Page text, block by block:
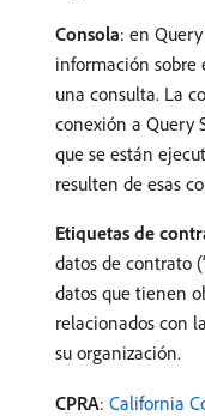
Consola: en
información sobre
una consulta. La
conexión a Query
que se están
resulten de esas
Etiquetas de
datos de contrato
datos que tienen
relacionados con
su organización.
CPRA: California